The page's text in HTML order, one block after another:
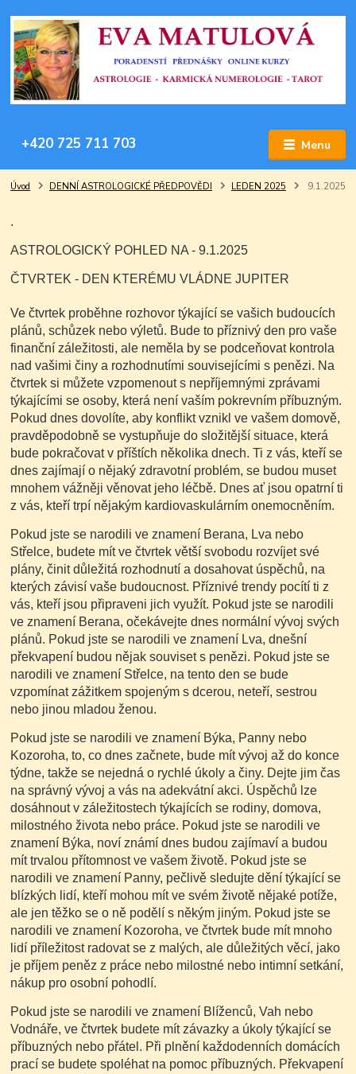
Menu
+420 725 711 703
Úvod DENNÍ ASTROLOGICKÉ PŘEDPOVĚDI LEDEN 2025 9.1.2025
.
ASTROLOGICKÝ POHLED NA - 9.1.2025
ČTVRTEK - DEN KTERÉMU VLÁDNE JUPITER
Ve čtvrtek proběhne rozhovor týkající se vašich budoucích
plánů, schůzek nebo výletů. Bude to příznivý den pro vaše
finanční záležitosti, ale neměla by se podceňovat kontrola
nad vašimi činy a rozhodnutími souvisejícími s penězi. Na
čtvrtek si můžete vzpomenout s nepříjemnými zprávami
týkajícími se osoby, která není vaším pokrevním příbuzným.
Pokud dnes dovolíte, aby konflikt vznikl ve vašem domově,
pravděpodobně se vystupňuje do složitější situace, která
bude pokračovat v příštích několika dnech. Ti z vás, kteří se
dnes zajímají o nějaký zdravotní problém, se budou muset
mnohem vážněji věnovat jeho léčbě. Dnes ať jsou opatrní ti
z vás, kteří trpí nějakým kardiovaskulárním onemocněním.
Pokud jste se narodili ve znamení Berana, Lva nebo
Střelce, budete mít ve čtvrtek větší svobodu rozvíjet své
plány, činit důležitá rozhodnutí a dosahovat úspěchů, na
kterých závisí vaše budoucnost. Příznivé trendy pocítí ti z
vás, kteří jsou připraveni jich využít. Pokud jste se narodili
ve znamení Berana, očekávejte dnes normální vývoj svých
plánů. Pokud jste se narodili ve znamení Lva, dnešní
překvapení budou nějak souviset s penězi. Pokud jste se
narodili ve znamení Střelce, na tento den se bude
vzpomínat zážitkem spojeným s dcerou, neteří, sestrou
nebo jinou mladou ženou.
Pokud jste se narodili ve znamení Býka, Panny nebo
Kozoroha, to, co dnes začnete, bude mít vývoj až do konce
týdne, takže se nejedná o rychlé úkoly a činy. Dejte jim čas
na správný vývoj a vás na adekvátní akci. Úspěchů lze
dosáhnout v záležitostech týkajících se rodiny, domova,
milostného života nebo práce. Pokud jste se narodili ve
znamení Býka, noví známí dnes budou zajímaví a budou
mít trvalou přítomnost ve vašem životě. Pokud jste se
narodili ve znamení Panny, pečlivě sledujte dění týkající se
blízkých lidí, kteří mohou mít ve svém životě nějaké potíže,
ale jen těžko se o ně podělí s někým jiným. Pokud jste se
narodili ve znamení Kozoroha, ve čtvrtek bude mít mnoho
lidí příležitost radovat se z malých, ale důležitých věcí, jako
je příjem peněz z práce nebo milostné nebo intimní setkání,
nákup pro osobní pohodlí.
Pokud jste se narodili ve znamení Blíženců, Vah nebo
Vodnáře, ve čtvrtek budete mít závazky a úkoly týkající se
příbuzných nebo přátel. Při plnění každodenních domácích
prací se budete spoléhat na pomoc příbuzných. Překvapení